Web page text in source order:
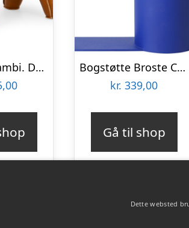
Züny Dyr. Bambi. Dørstopper dyr, Bogstøtte. FRAGTFRI
Bogstøtte Broste Copenhagen Bookend rustfri metal blå 19Ã7Ã14 cm
kr. 339,00
Gå til shop
Dette websted